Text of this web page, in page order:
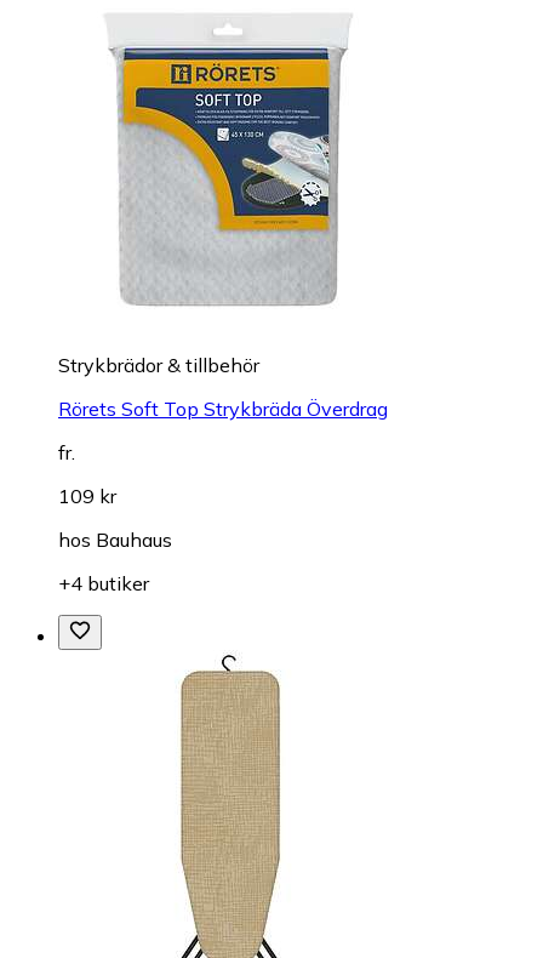
Strykbrädor & tillbehör
Rörets Soft Top Strykbräda Överdrag
fr.
109 kr
hos Bauhaus
+4 butiker